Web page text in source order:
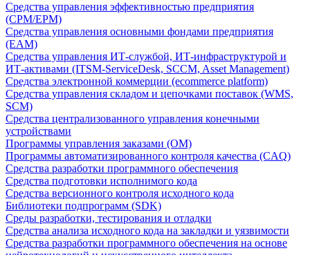
Средства управления эффективностью предприятия
(CPM/EPM)
Средства управления основными фондами предприятия
(EAM)
Средства управления ИТ-службой, ИТ-инфраструктурой и
ИТ-активами (ITSM-ServiceDesk, SCCM, Asset Management)
Средства электронной коммерции (ecommerce platform)
Средства управления складом и цепочками поставок (WMS,
SCM)
Средства централизованного управления конечными
устройствами
Программы управления заказами (OM)
Программы автоматизированного контроля качества (CAQ)
Средства разработки программного обеспечения
Средства подготовки исполнимого кода
Средства версионного контроля исходного кода
Библиотеки подпрограмм (SDK)
Среды разработки, тестирования и отладки
Средства анализа исходного кода на закладки и уязвимости
Средства разработки программного обеспечения на основе